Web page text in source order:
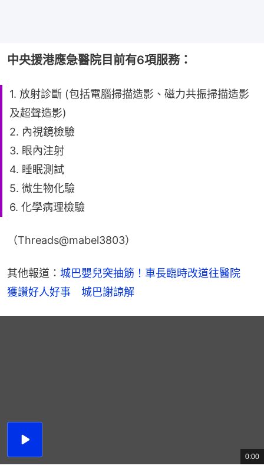
中央援港應急醫院目前有6項服務：
1. 放射診斷 (包括電腦掃描造影、磁力共振掃描造影
及超聲造影)
2. 內視鏡檢驗
3. 眼內注射
4. 睡眠測試
5. 微生物化驗
6. 化學病理檢驗
（Threads@mabel3803）
其他報道： 城巴嬰兒突抽筋！車長臨時改道往醫院
獲讚好人好事　城巴謝諒解
播
總
共
0:00